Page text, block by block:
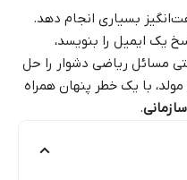
بسیاری انجام دهد.
یک ایمیل را بنویسد،
مسائل ریاضی دشوار را حل
با یک خطر پنهان همراه
.